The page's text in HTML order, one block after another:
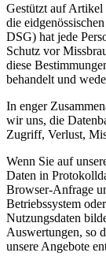
Gestützt auf Artikel
die
DSG) hat jede
Schutz vor
diese
behandelt und
In enger
wir uns, die
Zugriff, Verlust,
Wenn Sie auf
Daten in
Browser-Anfrage
Betriebssystem
Nutzungsdaten
Auswertungen, so
unsere Angebote